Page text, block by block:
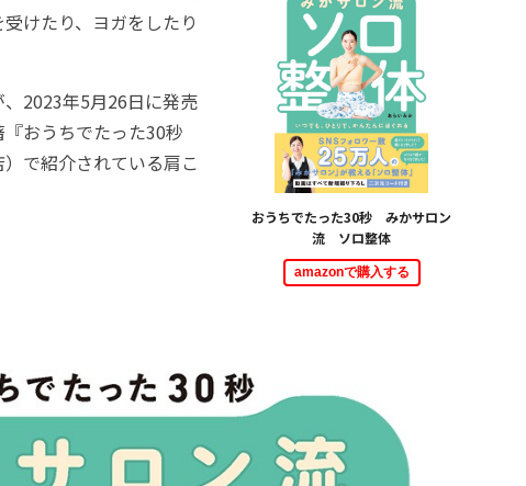
おうちでたった30秒 みかサロン
流 ソロ整体
amazonで購入する
けたり、ヨガをしたり
2023年5月26日に発売
『おうちでたった30秒
で紹介されている肩こ